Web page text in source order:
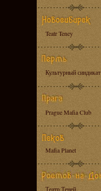
Teatr Teney
Культурный синдикат
Prague Mafia Club
Mafia Planet
Театр Теней